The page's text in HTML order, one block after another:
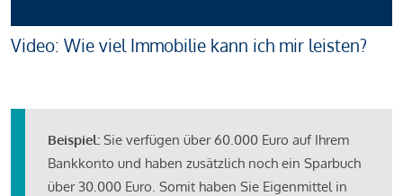
Video: Wie viel Immobilie kann ich mir leisten?
Beispiel: Sie verfügen über 60.000 Euro auf Ihrem
Bankkonto und haben zusätzlich noch ein Sparbuch
über 30.000 Euro. Somit haben Sie Eigenmittel in